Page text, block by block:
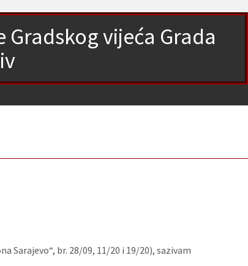
vijeća Grada
Sarajevo“, br. 28/09, 11/20 i 19/20), sazivam